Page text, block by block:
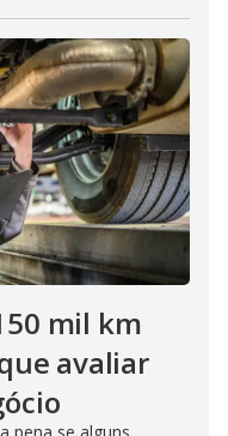
mil km
avaliar